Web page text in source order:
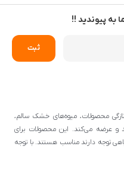
محصولات، میوه‌های خشک سالم،
توجه دارند مناسب هستند. با توجه
محصولات استفاده می‌شود، می‌توانند
تغذیه‌ی سالم باشند.